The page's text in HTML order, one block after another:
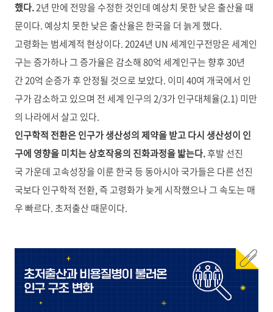
했다.2년 만에 전망을 수정한 것인데 예상치 못한 낮은 출산율 때
문이다. 예상치 못한 낮은 출산율은 한국을 더 늙게 했다.
고령화는 범세계적 현상이다. 2024년 UN 세계인구전망은 세계인
구는 증가하나 그 증가율은 감소해 80억 세계인구는 향후 30년
간 20억 순증가 후 안정될 것으로 보았다. 이미 40여 개국에서 인
구가 감소하고 있으며 전 세계 인구의 2/3가 인구대체율(2.1) 미만
의 나라에서 살고 있다.
인구학적 전환은 인구가 생산성의 제약을 받고 다시 생산성이 인
구에 영향을 미치는 상호작용의 진화과정을 밟는다.후발 선진
국 가운데 고속성장을 이룬 한국 등 동아시아 국가들은 다른 선진
국보다 인구학적 전환, 즉 고령화가 늦게 시작했으나 그 속도는 매
우 빠르다. 초저출산 때문이다.